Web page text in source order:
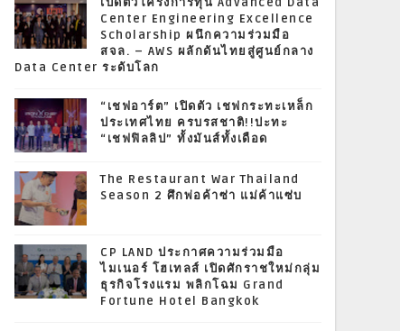
Center Engineering Excellence
Scholarship ผนึกความร่วมมือ
สจล. – AWS ผลักดันไทยสู่ศูนย์กลาง
Data Center ระดับโลก
“เชฟอาร์ต” เปิดตัว เชฟกระทะเหล็ก
ประเทศไทย ครบรสชาติ!!ปะทะ
“เชฟฟิลลิป” ทั้งมันส์ทั้งเดือด
The Restaurant War Thailand
Season 2 ศึกพ่อค้าซ่า แม่ค้าแซ่บ
CP LAND ประกาศความร่วมมือ
ไมเนอร์ โฮเทลส์ เปิดศักราชใหม่กลุ่ม
ธุรกิจโรงแรม พลิกโฉม Grand
Fortune Hotel Bangkok